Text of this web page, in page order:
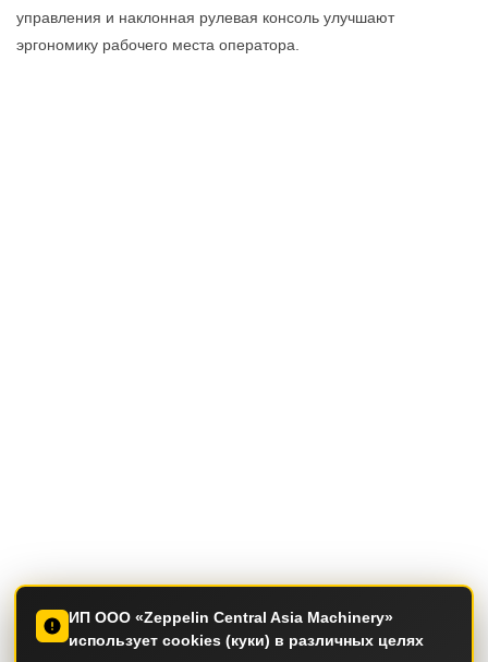
управления и наклонная рулевая консоль улучшают
эргономику рабочего места оператора.
ИП ООО «Zeppelin Central Asia Machinery»
использует cookies (куки) в различных целях